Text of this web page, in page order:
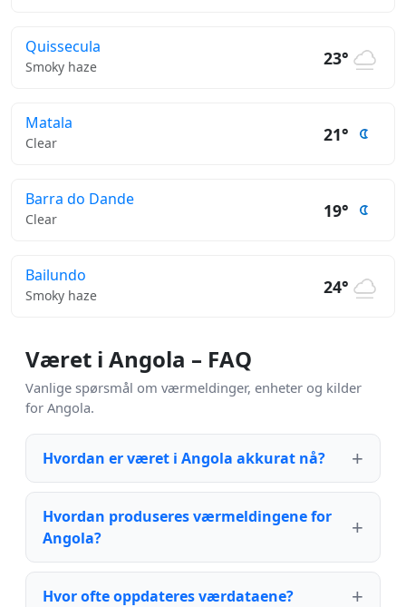
Quissecula
Smoky haze 23°
Matala
Clear 21°
Barra do Dande
Clear 19°
Bailundo
Smoky haze 24°
Været i Angola – FAQ
Vanlige spørsmål om værmeldinger, enheter og kilder
for Angola.
Hvordan er været i Angola akkurat nå?
Hvordan produseres værmeldingene for
Angola?
Hvor ofte oppdateres værdataene?